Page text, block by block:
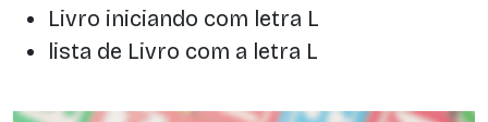
Livro iniciando com letra L
lista de Livro com a letra L